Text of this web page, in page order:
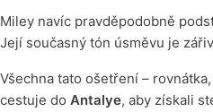
Miley navíc pravděpodobně
Její současný tón úsměvu je
Všechna tato ošetření –
cestuje do Antalye, aby získali